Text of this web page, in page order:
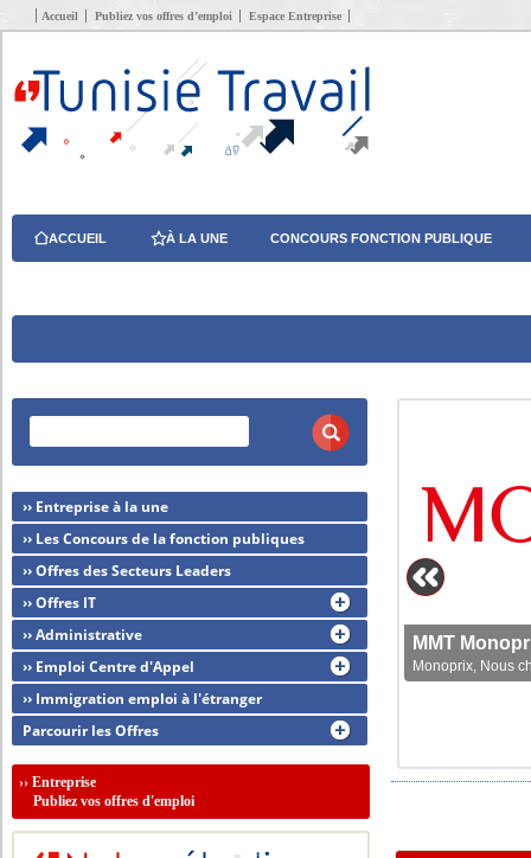
Accueil Publiez vos offres d’emploi Espace Entreprise
ACCUEIL À LA UNE CONCOURS FONCTION PUBLIQUE
MMT
Monoprix, Nous
›› Entreprise à la une
›› Les Concours de la fonction publiques
›› Offres des Secteurs Leaders
›› Offres IT
›› Administrative
›› Emploi Centre d'Appel
›› Immigration emploi à l'étranger
Parcourir les Offres
››Entreprise
Publiez vos offres d'emploi